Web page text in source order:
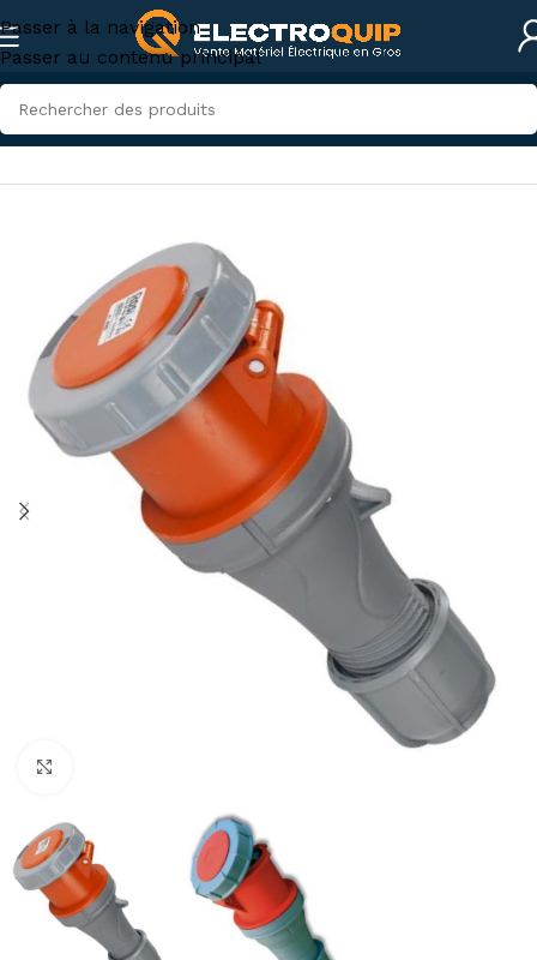
Passer à la navigation
Passer au contenu principal
Accueil/Électricité industrielle/Connexions industrielles